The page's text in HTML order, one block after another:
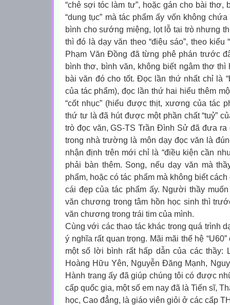
“chẻ sợi tóc làm tư”, hoặc gán cho bài thơ,
“dung tục” mà tác phẩm ấy vốn không
bình cho sướng miệng, lọt lỗ tai trò nhưng
thì đó là dạy văn theo “điệu sáo”, theo
Phạm Văn Đồng đã từng phê phán trước
bình thơ, bình văn, không biết ngâm thơ
bài văn đó cho tốt. Đọc lần thứ nhất chỉ là
của tác phẩm), đọc lần thứ hai hiểu thêm
“cốt nhục” (hiểu được thịt, xương của tác
thứ tư là đã hút được một phần chất “tuỷ”
trò đọc văn, GS-TS Trần Đình Sử đã đưa
trong nhà trường là môn dạy đọc văn là
nhận định trên mới chỉ là “điều kiện cần
phải bàn thêm. Song, nếu dạy văn mà
phẩm, hoặc có tác phẩm mà không biết
cái đẹp của tác phẩm ấy. Người thầy
văn chương trong tâm hồn học sinh thì
văn chương trong trái tim của mình.
Cùng với các thao tác khác trong quá trình
ý nghĩa rất quan trọng. Mãi mãi thế hệ
một số lời bình rất hấp dẫn của các thầy:
Hoàng Hữu Yên, Nguyễn Đăng Mạnh,
Hành trang ấy đã giúp chúng tôi có được
cấp quốc gia, một số em nay đã là Tiến sĩ,
học, Cao đẳng, là giáo viên giỏi ở các cấp